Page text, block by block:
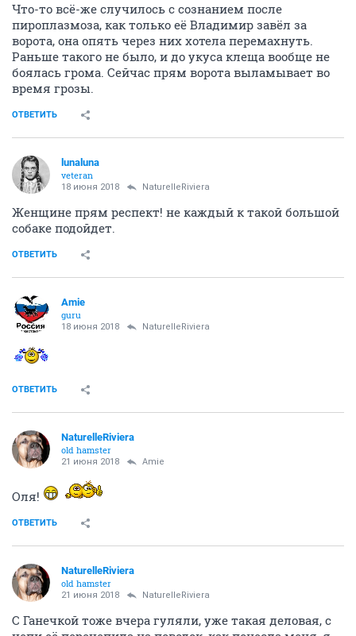
Что-то всё-же случилось с сознанием после
пироплазмоза, как только её Владимир завёл за
ворота, она опять через них хотела перемахнуть.
Раньше такого не было, и до укуса клеща вообще не
боялась грома. Сейчас прям ворота выламывает во
время грозы.
ОТВЕТИТЬ
lunaluna
veteran
18 июня 2018 NaturelleRiviera
Женщине прям респект! не каждый к такой большой
собаке подойдет.
ОТВЕТИТЬ
Amie
guru
18 июня 2018 NaturelleRiviera
ОТВЕТИТЬ
NaturelleRiviera
old hamster
21 июня 2018 Amie
Оля!
ОТВЕТИТЬ
NaturelleRiviera
old hamster
21 июня 2018 NaturelleRiviera
С Ганечкой тоже вчера гуляли, уже такая деловая, с